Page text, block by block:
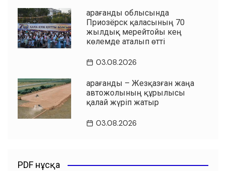
Қарағанды облысында
Приозёрск қаласының 70
жылдық мерейтойы кең
көлемде аталып өтті
03.08.2026
Қарағанды – Жезқазған жаңа
автожолының құрылысы
қалай жүріп жатыр
03.08.2026
PDF нұсқа